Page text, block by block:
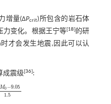
增量(ΔPcrit)所包含的岩石体
力变化。根据王宁等[18] 的研
才会发生地震,因此可以认
成震级[36]:
M0 −9.05
1.5
0-9.05